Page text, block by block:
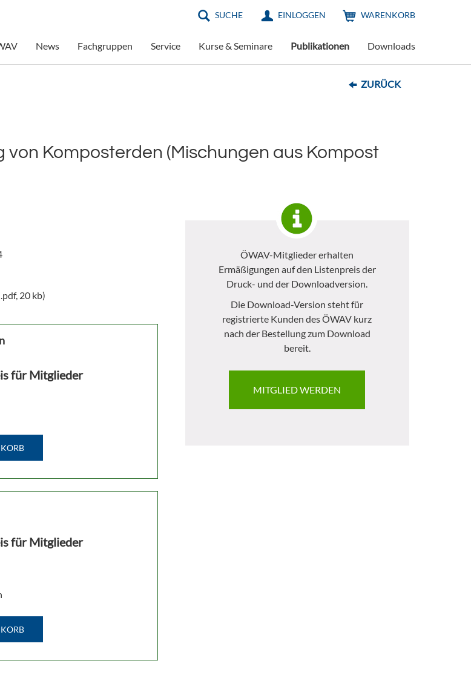
SUCHE EINLOGGEN WARENKORB
News Fachgruppen Service Kurse & Seminare Publikationen Downloads
ZURÜCK
Komposterden (Mischungen aus Kompost
20 kb)
für Mitglieder
für Mitglieder
ÖWAV-Mitglieder erhalten
Ermäßigungen auf den Listenpreis der
Druck- und der Downloadversion.
Die Download-Version steht für
registrierte Kunden des ÖWAV kurz
nach der Bestellung zum Download
bereit.
MITGLIED WERDEN